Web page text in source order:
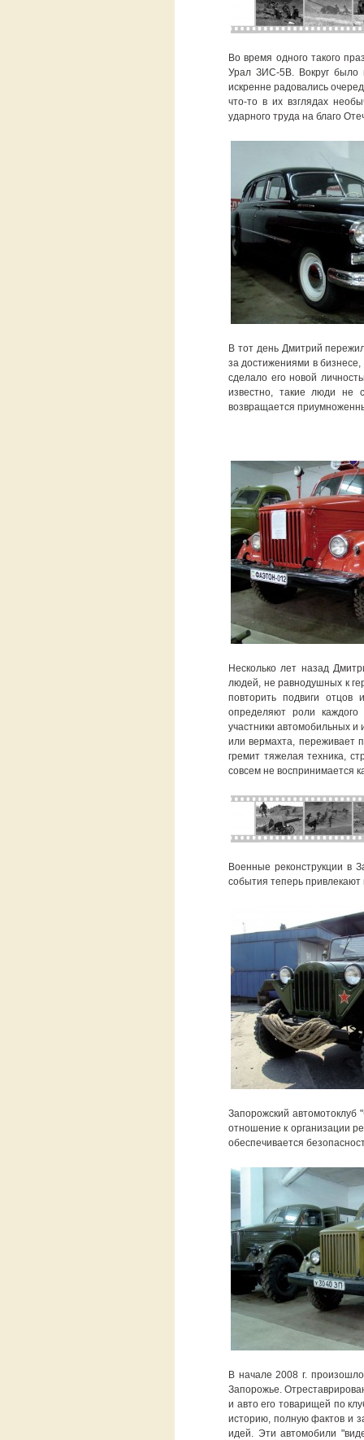
Во время одного такого
Урал ЗИС-5В. Вокруг было
искренне радовались
что-то в их взглядах
ударного труда на благо
В тот день Дмитрий
за достижениями в
сделало его новой
известно, такие люди не
возвращается
Несколько лет назад
людей, не равнодушных к
повторить подвиги
определяют роли каждого
участники автомобильных и
или вермахта, переживает
гремит тяжелая техника,
совсем не воспринимается
Военные реконструкции в
события теперь привлекают
Запорожский автомотоклуб
отношение к организации
обеспечивается
В начале 2008 г.
Запорожье.
и авто его товарищей по
историю, полную фактов и
идей. Эти автомобили